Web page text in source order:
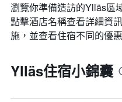
瀏覽你準備造訪的Ylläs區
點擊酒店名稱查看詳細資
施，並查看住宿不同的優
Ylläs住宿小錦囊